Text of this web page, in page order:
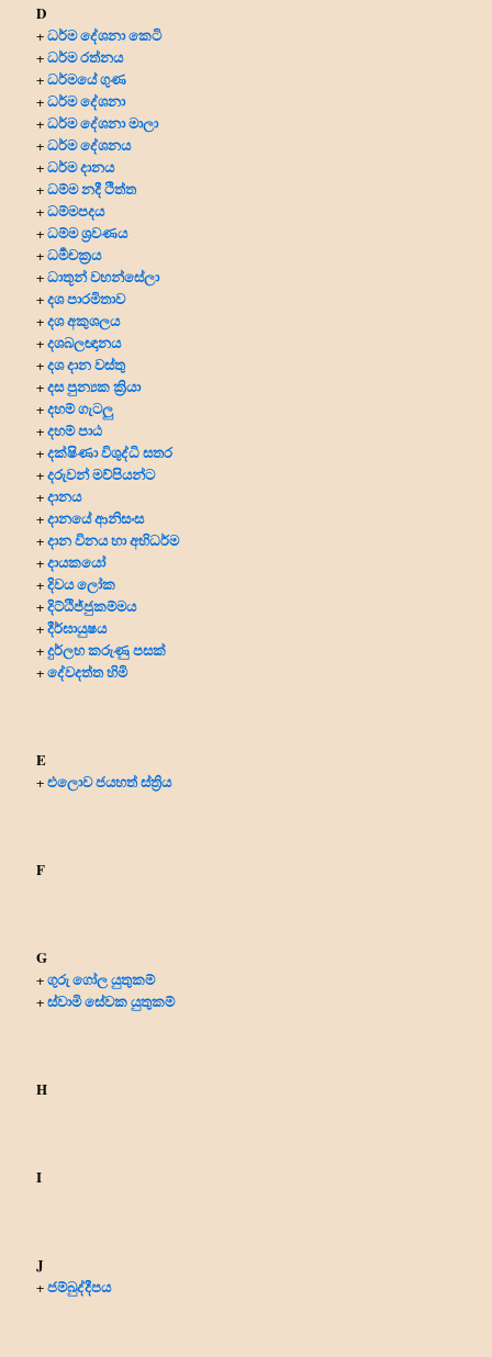
D
+ධර්ම දේශනා කෙටි
+ධර්ම රත්නය
+ධර්මයේ ගුණ
+ධර්ම දේශනා
+ධර්ම දේශනා මාලා
+ධර්ම දේශනය
+ධර්ම දානය
+ධම්ම නදී ථිත්ත
+ධම්මපදය
+ධම්ම ශ්‍රවණය
+ධර්‍මචක්‍රය
+ධාතූන් වහන්සේලා
+දශ පාරමිතාව
+දශ අකුශලය
+දශබලඥානය
+දශ දාන වස්තු
+දස පුන්‍යක ක්‍රියා
+දහම් ගැටලු
+දහම් පාඨ
+දක්ෂිණා විශුද්ධි සතර
+දරුවන් මව්පියන්ට
+දානය
+දානයේ ආනිසංස
+දාන විනය හා අභිධර්ම
+දායකයෝ
+දිවය ලෝක
+දිට්ඨිජ්ජුකම්මය
+දීර්ඝායුෂය
+දුර්ලභ කරුණු පසක්
+දේවදත්ත හිමි
E
+එලොව ජයහත් ස්ත්‍රිය
F
G
+ගුරු ගෝල යුතුකම්
+ස්වාමි සේවක යුතුකම්
H
I
J
+ජම්බුද්දීපය